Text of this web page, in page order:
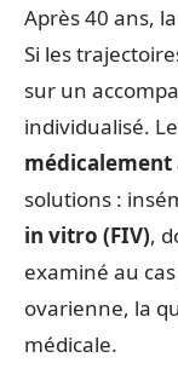
Après 40 ans, la
Si les
sur un
individualisé.
médicalement
solutions :
in vitro (FIV),
examiné au
ovarienne, la
médicale.